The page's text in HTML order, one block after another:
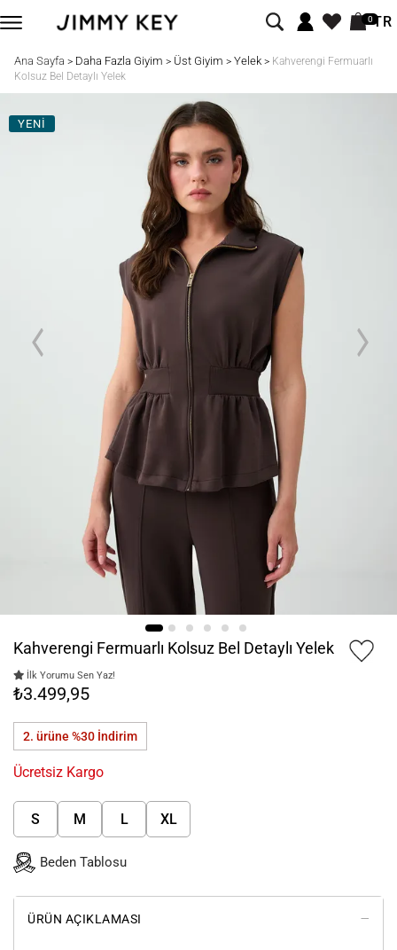
0TR
Ana Sayfa > Daha Fazla Giyim > Üst Giyim > Yelek> Kahverengi Fermuarlı
Kolsuz Bel Detaylı Yelek
YENİ
Kahverengi Fermuarlı Kolsuz Bel Detaylı Yelek
İlk Yorumu Sen Yaz!
₺3.499,95
2. ürüne %30 İndirim
Ücretsiz Kargo
S M L XL
Beden Tablosu
ÜRÜN AÇIKLAMASI